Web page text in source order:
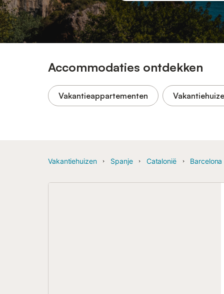
Accommodaties ontdekken
Vakantieappartementen
Vakantiehuizen Spanje Catalonië